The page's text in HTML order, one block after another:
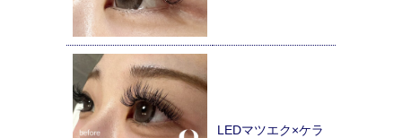
LEDマツエク×ケラ